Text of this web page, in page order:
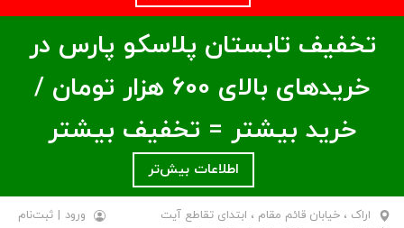
تخفیف تابستان پلاسکو پارس در
خریدهای بالای ۶00 هزار تومان /
خرید بیشتر = تخفیف بیشتر
اطلاعات بیش‌تر
اراک ، خیابان قائم مقام ، ابتدای تقاطع آیت
ورود | ثبت‌نام